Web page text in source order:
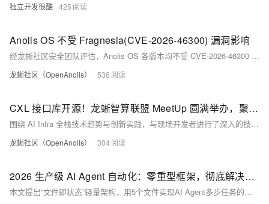
独立开发很酷 425
Anolis OS 不受 Fragnesia(CVE-2026-46300) 漏洞影响
经龙蜥社区安全团队评估，Anolis OS 各版本均不受 CVE-2026-46300 影响。
龙蜥社区（OpenAnolis） 536
CXL 接口库开源！龙蜥智算联盟 MeetUp 圆满举办，聚焦 AI Infra全栈创新落地
围绕 AI Infra 全栈技术趋势与创新实践，与现场开发者进行了深入的技术交流，共同勾勒下一代 AI Infra 的技术蓝图。
龙蜥社区（OpenAnolis） 304
2026 生产级 AI Agent 自动化：零重型框架，彻底解决多步任务不稳定难题
本文提出“文件即状态”轻量架构，用5个文件实现AI Agent多步任务的稳定执行，无需LangGraph等重型框架。支持断点续跑、幂等重试、跨Agent协同，个人开发者7天即可落地生产级自动化。（239字）